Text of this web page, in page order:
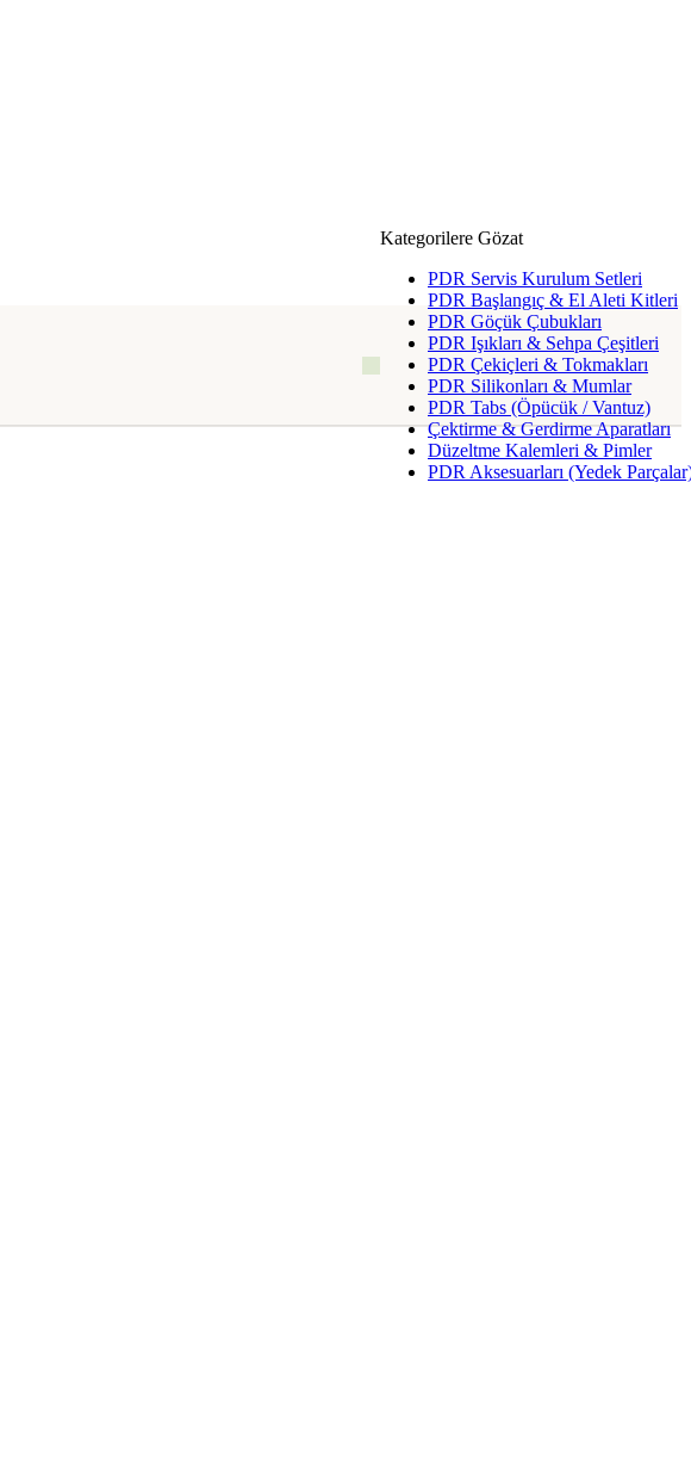
Kategorilere Gözat
PDR Servis Kurulum Setleri
PDR Başlangıç & El Aleti Kitleri
PDR Göçük Çubukları
PDR Işıkları & Sehpa Çeşitleri
PDR Çekiçleri & Tokmakları
PDR Silikonları & Mumlar
PDR Tabs (Öpücük / Vantuz)
Çektirme & Gerdirme Aparatları
Düzeltme Kalemleri & Pimler
PDR Aksesuarları (Yedek